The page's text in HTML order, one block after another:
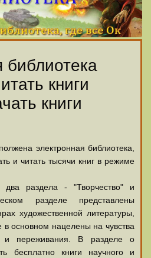
библиотека
книги
книги
электронная библиотека,
и читать тысячи книг в режиме
раздела - "Творчество" и
разделе представлены
художественной литературы,
в основном нацелены на чувства
и переживания. В разделе о
бесплатно книги научного и